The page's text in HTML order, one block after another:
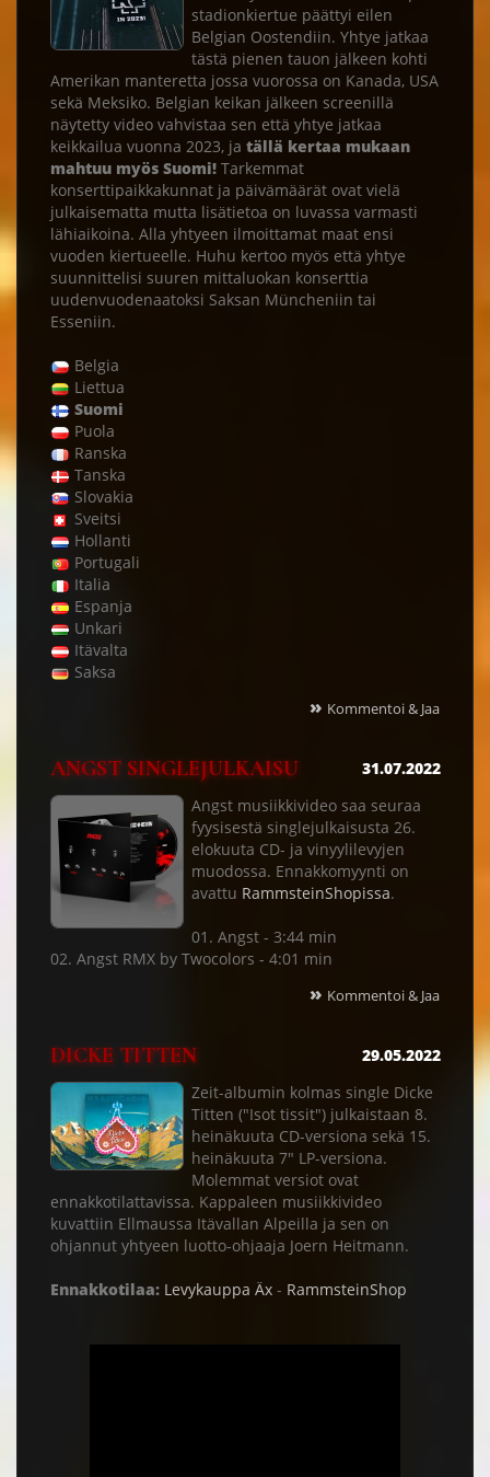
stadionkiertue päättyi eilen
Belgian Oostendiin. Yhtye jatkaa
tästä pienen tauon jälkeen kohti
Amerikan manteretta jossa vuorossa on Kanada, USA
sekä Meksiko. Belgian keikan jälkeen screenillä
näytetty video vahvistaa sen että yhtye jatkaa
keikkailua vuonna 2023, ja tällä kertaa mukaan
mahtuu myös Suomi! Tarkemmat
konserttipaikkakunnat ja päivämäärät ovat vielä
julkaisematta mutta lisätietoa on luvassa varmasti
lähiaikoina. Alla yhtyeen ilmoittamat maat ensi
vuoden kiertueelle. Huhu kertoo myös että yhtye
suunnittelisi suuren mittaluokan konserttia
uudenvuodenaatoksi Saksan Müncheniin tai
Esseniin.
Belgia
Liettua
Suomi
Puola
Ranska
Tanska
Slovakia
Sveitsi
Hollanti
Portugali
Italia
Espanja
Unkari
Itävalta
Saksa
» Kommentoi & Jaa
ANGST SINGLEJULKAISU
31.07.2022
Angst musiikkivideo saa seuraa
fyysisestä singlejulkaisusta 26.
elokuuta CD- ja vinyylilevyjen
muodossa. Ennakkomyynti on
avattu RammsteinShopissa.
01. Angst - 3:44 min
02. Angst RMX by Twocolors - 4:01 min
» Kommentoi & Jaa
DICKE TITTEN
29.05.2022
Zeit-albumin kolmas single Dicke
Titten ("Isot tissit") julkaistaan 8.
heinäkuuta CD-versiona sekä 15.
heinäkuuta 7" LP-versiona.
Molemmat versiot ovat
ennakkotilattavissa. Kappaleen musiikkivideo
kuvattiin Ellmaussa Itävallan Alpeilla ja sen on
ohjannut yhtyeen luotto-ohjaaja Joern Heitmann.
Ennakkotilaa: Levykauppa Äx - RammsteinShop